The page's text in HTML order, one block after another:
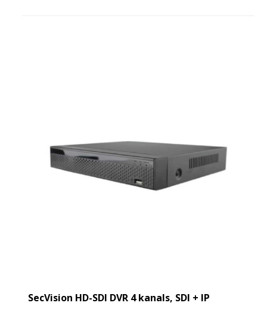
SecVision HD-SDI DVR 4 kanals, SDI + IP